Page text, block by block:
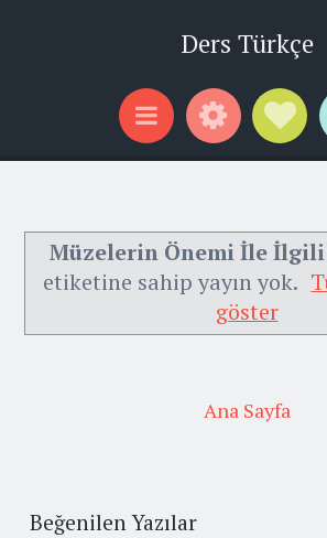
Ders Türkçe
Menu Widgets
Müzelerin Önemi İle
etiketine sahip yayın yok.
göster
Ana Sayfa
Beğenilen Yazılar